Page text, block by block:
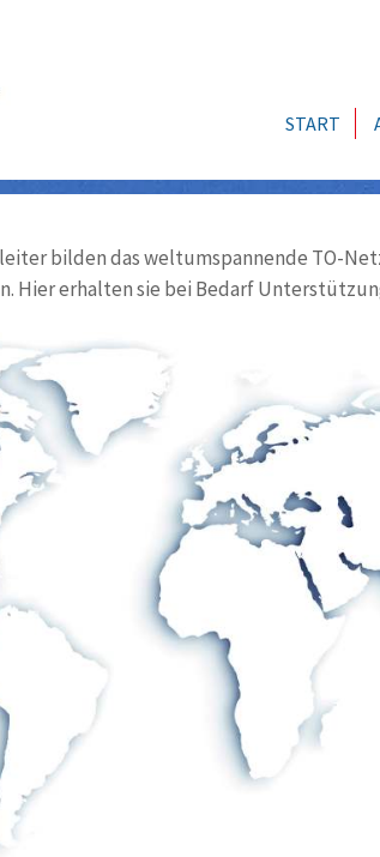
START
bilden das weltumspannende TO-
Hier erhalten sie bei Bedarf